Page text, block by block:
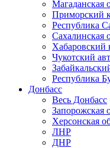
Магаданская
Приморский
Республика
Сахалинская
Хабаровский
Чукотский
Республика
Донбасс
Весь Донбасс
Запорожская
Херсонская
ЛНР
ДНР